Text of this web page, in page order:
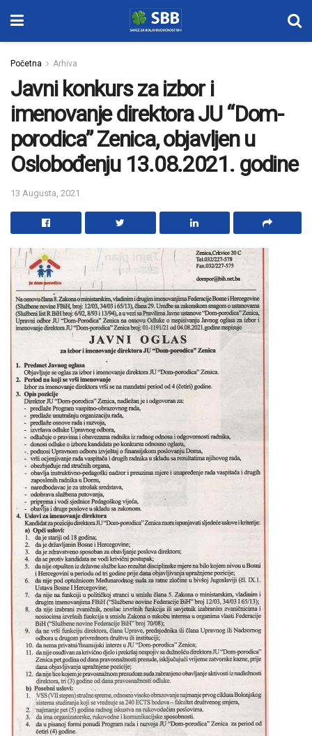
Početna Arhiva
Javni konkurs za izbor i
imenovanje direktora JU “Dom-
porodica” Zenica, objavljen u
Oslobođenju 13.08.2021. godine
13 Augusta, 2021